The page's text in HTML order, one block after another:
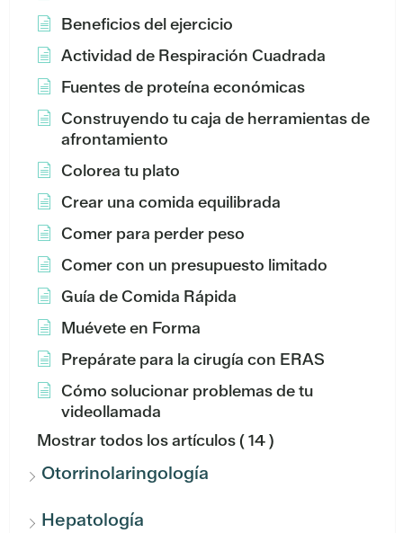
Beneficios del ejercicio
Actividad de Respiración Cuadrada
Fuentes de proteína económicas
Construyendo tu caja de herramientas de
afrontamiento
Colorea tu plato
Crear una comida equilibrada
Comer para perder peso
Comer con un presupuesto limitado
Guía de Comida Rápida
Muévete en Forma
Prepárate para la cirugía con ERAS
Cómo solucionar problemas de tu
videollamada
Mostrar todos los artículos( 14 )
Otorrinolaringología
Hepatología